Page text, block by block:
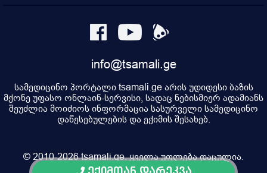
info@tsamali.ge
სამედიცინო პორტალი tsamali.ge არის უდიდესი ბაზის
მქონე უფასო ონლაინ-სერვისი, სადაც ნებისმიერ ადამიანს
შეუძლია მოიძიოს ინფორმაცია სასურველი სამედიცინო
დაწესებულების და ექიმის შესახებ.
© 2010-2026 tsamali.ge, ყველა უფლება დაცულია.